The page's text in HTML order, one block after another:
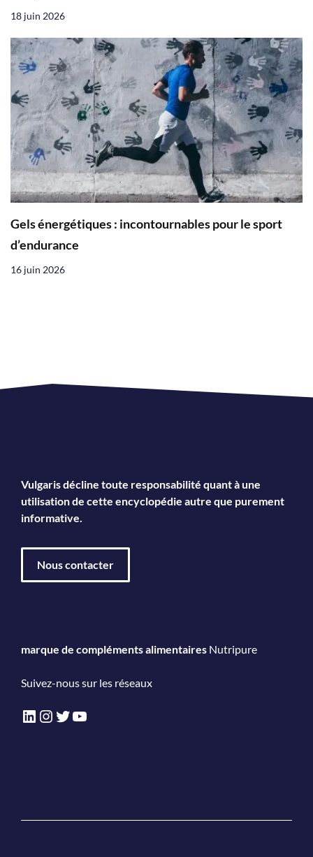
18 juin 2026
Gels énergétiques : incontournables pour le sport
d’endurance
16 juin 2026
Vulgaris décline toute responsabilité quant à une
utilisation de cette encyclopédie autre que purement
informative.
Nous contacter
marque de compléments alimentaires Nutripure
Suivez-nous sur les réseaux
LinkedIn
Instagram
Twitter
YouTube